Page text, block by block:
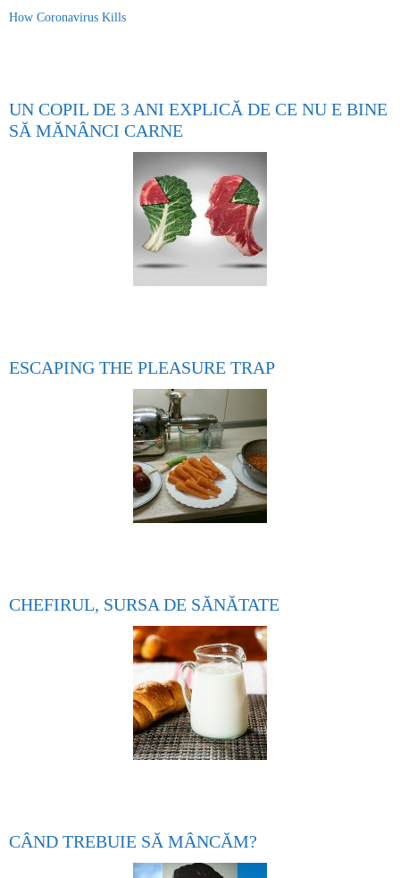
How Coronavirus Kills
UN COPIL DE 3 ANI EXPLICĂ DE CE NU E BINE
SĂ MĂNÂNCI CARNE
ESCAPING THE PLEASURE TRAP
CHEFIRUL, SURSA DE SĂNĂTATE
CÂND TREBUIE SĂ MÂNCĂM?